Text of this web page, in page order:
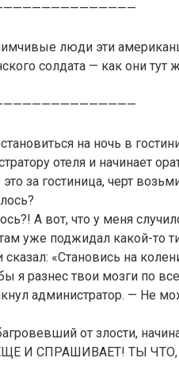
люди эти
солдата — как они тут
на ночь в
отеля и начинает
за гостиница, черт
А вот, что у меня
уже поджидал какой-то
«Становись на
я разнес твои мозги по
администратор. — Не
от злости,
И СПРАШИВАЕТ! ТЫ